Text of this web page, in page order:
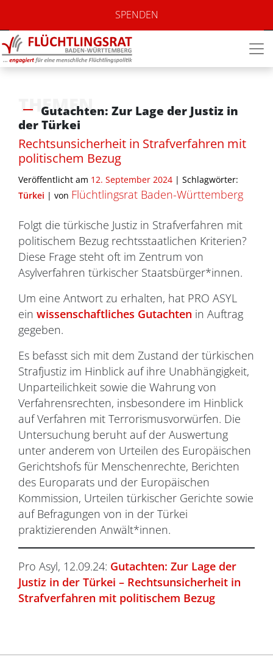
SPENDEN
THEMEN
Gutachten: Zur Lage der Justiz in
der Türkei
Rechtsunsicherheit in Strafverfahren mit
politischem Bezug
Veröffentlicht am 12. September 2024 | Schlagwörter:
Türkei | von Flüchtlingsrat Baden-Württemberg
Folgt die türkische Justiz in Strafverfahren mit
politischem Bezug rechtsstaatlichen Kriterien?
Diese Frage steht oft im Zentrum von
Asylverfahren türkischer Staatsbürger*innen.
Um eine Antwort zu erhalten, hat PRO ASYL
ein wissenschaftliches Gutachten in Auftrag
gegeben.
Es befasst sich mit dem Zustand der türkischen
Strafjustiz im Hinblick auf ihre Unabhängigkeit,
Unparteilichkeit sowie die Wahrung von
Verfahrensrechten, insbesondere im Hinblick
auf Verfahren mit Terrorismusvorwürfen. Die
Untersuchung beruht auf der Auswertung
unter anderem von Urteilen des Europäischen
Gerichtshofs für Menschenrechte, Berichten
des Europarats und der Europäischen
Kommission, Urteilen türkischer Gerichte sowie
auf Befragungen von in der Türkei
praktizierenden Anwält*innen.
Pro Asyl, 12.09.24: Gutachten: Zur Lage der
Justiz in der Türkei – Rechtsunsicherheit in
Strafverfahren mit politischem Bezug